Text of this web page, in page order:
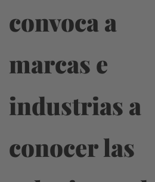
convoca a
marcas e
industrias a
conocer las